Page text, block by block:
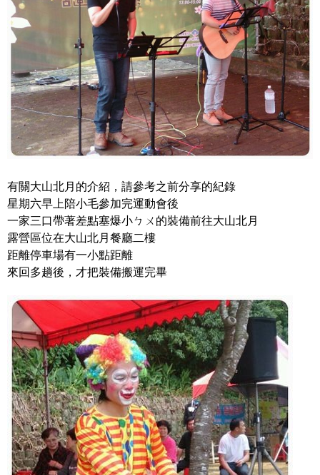
有關大山北月的介紹，請參考之前分享的紀錄
星期六早上陪小毛參加完運動會後
一家三口帶著差點塞爆小ㄅㄨ的裝備前往大山北月
露營區位在大山北月餐廳二樓
距離停車場有一小點距離
來回多趟後，才把裝備搬運完畢